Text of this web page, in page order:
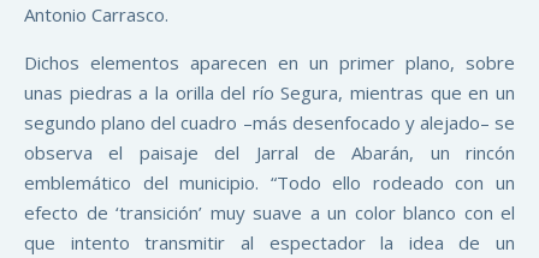
Antonio Carrasco.
Dichos elementos aparecen en un primer plano, sobre
unas piedras a la orilla del río Segura, mientras que en un
segundo plano del cuadro –más desenfocado y alejado– se
observa el paisaje del Jarral de Abarán, un rincón
emblemático del municipio. “Todo ello rodeado con un
efecto de ‘transición’ muy suave a un color blanco con el
que intento transmitir al espectador la idea de un